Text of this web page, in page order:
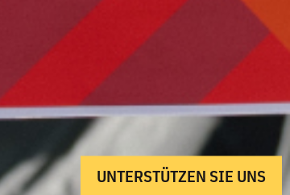
UNTERSTÜTZEN SIE UNS